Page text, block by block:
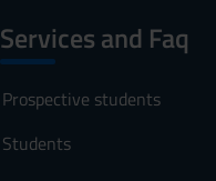
Services and Faq
Prospective students
Students